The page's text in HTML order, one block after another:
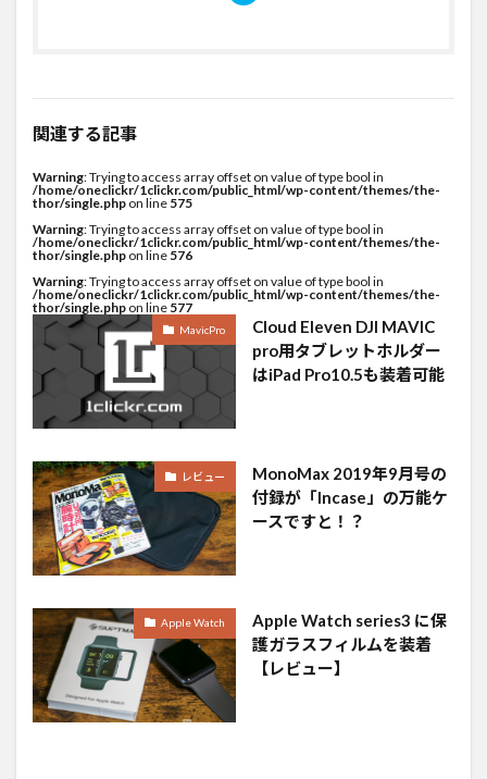
関連する記事
Warning: Trying to access array offset on value of type bool in
/home/oneclickr/1clickr.com/public_html/wp-content/themes/the-
thor/single.php on line 575
Warning: Trying to access array offset on value of type bool in
/home/oneclickr/1clickr.com/public_html/wp-content/themes/the-
thor/single.php on line 576
Warning: Trying to access array offset on value of type bool in
/home/oneclickr/1clickr.com/public_html/wp-content/themes/the-
thor/single.php on line 577
MavicPro
Cloud Eleven DJI MAVIC
pro用タブレットホルダー
はiPad Pro10.5も装着可能
レビュー
MonoMax 2019年9月号の
付録が「Incase」の万能ケ
ースですと！？
Apple Watch
Apple Watch series3 に保
護ガラスフィルムを装着
【レビュー】